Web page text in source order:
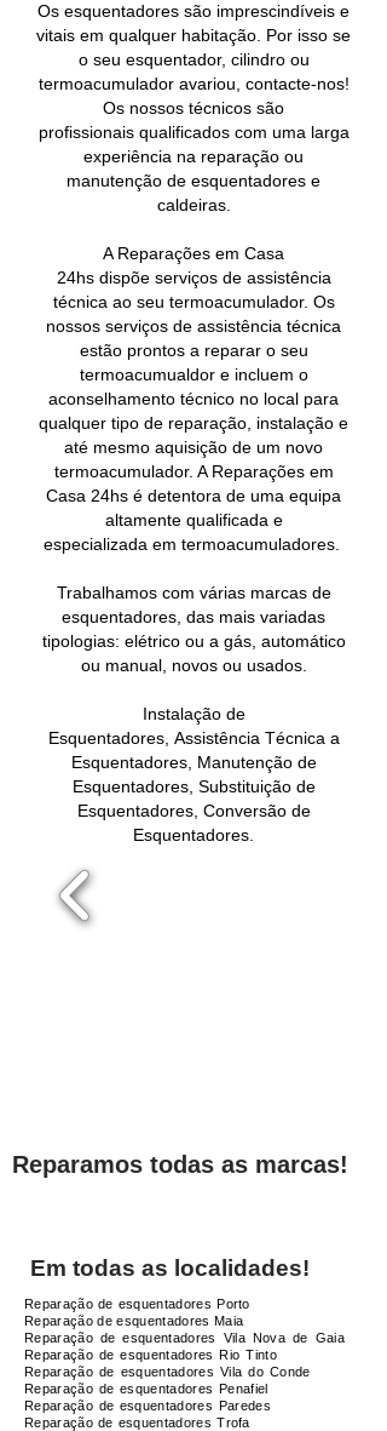
Os esquentadores são imprescindíveis e
vitais em qualquer habitação. Por isso se
o seu esquentador, cilindro ou
termoacumulador avariou, contacte-nos!
Os nossos técnicos são
profissionais qualificados com uma larga
experiência na reparação ou
manutenção de esquentadores e
caldeiras.
A Reparações em Casa
24hs dispõe serviços de assistência
técnica ao seu termoacumulador. Os
nossos serviços de assistência técnica
estão prontos a reparar o seu
termoacumualdor e incluem o
aconselhamento técnico no local para
qualquer tipo de reparação, instalação e
até mesmo aquisição de um novo
termoacumulador. A Reparações em
Casa 24hs é detentora de uma equipa
altamente qualificada e
especializada em termoacumuladores.
Trabalhamos com várias marcas de
esquentadores, das mais variadas
tipologias: elétrico ou a gás, automático
ou manual, novos ou usados.
Instalação de
Esquentadores, Assistência Técnica a
Esquentadores, Manutenção de
Esquentadores, Substituição de
Esquentadores, Conversão de
Esquentadores.
Reparamos todas as marcas!
Em todas as localidades!
Reparação de esquentadores Porto
Reparação de esquentadores Maia
Reparação de esquentadores Vila Nova de Gaia
Reparação de esquentadores Rio Tinto
Reparação de esquentadores Vila do Conde
Reparação de esquentadores Penafiel
Reparação de esquentadores Paredes
Reparação de esquentadores Trofa